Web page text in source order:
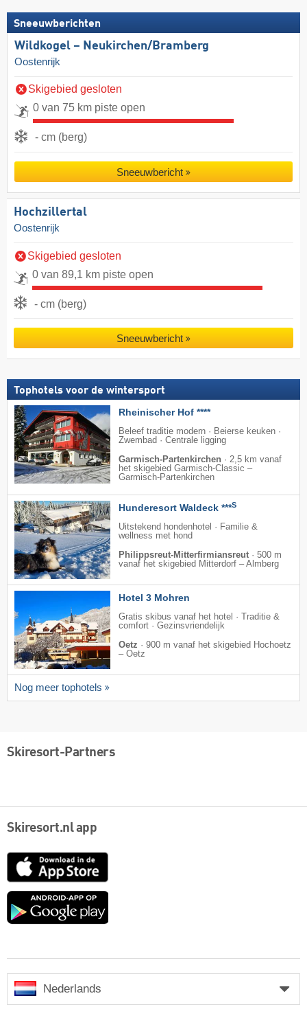
Sneeuwberichten
Wildkogel – Neukirchen/​Bramberg
Oostenrijk
Skigebied gesloten
0 van 75 km piste open
- cm (berg)
Sneeuwbericht
Hochzillertal
Oostenrijk
Skigebied gesloten
0 van 89,1 km piste open
- cm (berg)
Sneeuwbericht
Tophotels voor de wintersport
Rheinischer Hof ****
Beleef traditie modern · Beierse keuken ·
Zwembad · Centrale ligging
Garmisch-Partenkirchen · 2,5 km vanaf
het skigebied Garmisch-Classic –
Garmisch-Partenkirchen
Hunderesort Waldeck ***S
Uitstekend hondenhotel · Familie &
wellness met hond
Philippsreut-Mitterfirmiansreut · 500 m
vanaf het skigebied Mitterdorf – Almberg
Hotel 3 Mohren
Gratis skibus vanaf het hotel · Traditie &
comfort · Gezinsvriendelijk
Oetz · 900 m vanaf het skigebied Hochoetz
– Oetz
Nog meer tophotels
Skiresort-Partners
Skiresort.nl app
App
Google
Nederlands